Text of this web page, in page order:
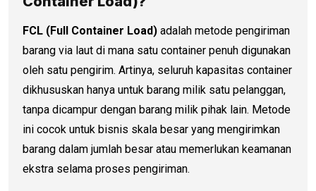
FCL (Full Container Load) adalah metode pengiriman
barang via laut di mana satu container penuh digunakan
oleh satu pengirim. Artinya, seluruh kapasitas container
dikhususkan hanya untuk barang milik satu pelanggan,
tanpa dicampur dengan barang milik pihak lain. Metode
ini cocok untuk bisnis skala besar yang mengirimkan
barang dalam jumlah besar atau memerlukan keamanan
ekstra selama proses pengiriman.